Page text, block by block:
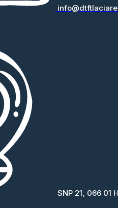
SNP 21, 066 01